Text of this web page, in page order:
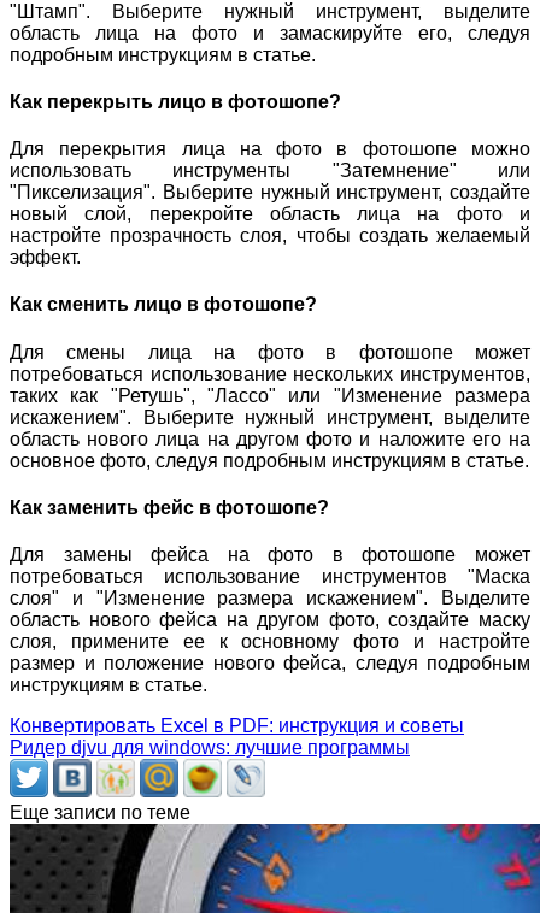
"Штамп". Выберите нужный инструмент, выделите
область лица на фото и замаскируйте его, следуя
подробным инструкциям в статье.
Как перекрыть лицо в фотошопе?
Для перекрытия лица на фото в фотошопе можно
использовать инструменты "Затемнение" или
"Пикселизация". Выберите нужный инструмент, создайте
новый слой, перекройте область лица на фото и
настройте прозрачность слоя, чтобы создать желаемый
эффект.
Как сменить лицо в фотошопе?
Для смены лица на фото в фотошопе может
потребоваться использование нескольких инструментов,
таких как "Ретушь", "Лассо" или "Изменение размера
искажением". Выберите нужный инструмент, выделите
область нового лица на другом фото и наложите его на
основное фото, следуя подробным инструкциям в статье.
Как заменить фейс в фотошопе?
Для замены фейса на фото в фотошопе может
потребоваться использование инструментов "Маска
слоя" и "Изменение размера искажением". Выделите
область нового фейса на другом фото, создайте маску
слоя, примените ее к основному фото и настройте
размер и положение нового фейса, следуя подробным
инструкциям в статье.
Конвертировать Excel в PDF: инструкция и советы
Ридер djvu для windows: лучшие программы
Еще записи по теме